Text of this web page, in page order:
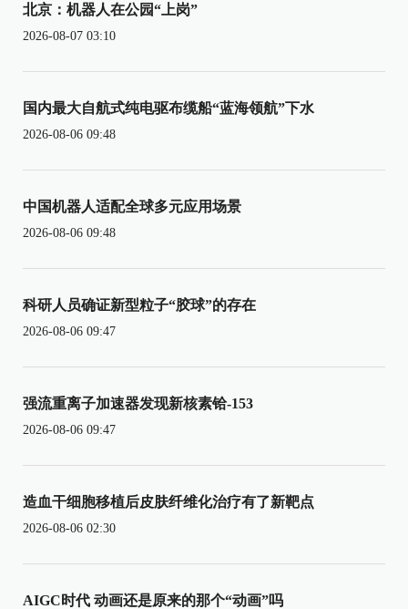
北京：机器人在公园“上岗”
2026-08-07 03:10
国内最大自航式纯电驱布缆船“蓝海领航”下水
2026-08-06 09:48
中国机器人适配全球多元应用场景
2026-08-06 09:48
科研人员确证新型粒子“胶球”的存在
2026-08-06 09:47
强流重离子加速器发现新核素铪-153
2026-08-06 09:47
造血干细胞移植后皮肤纤维化治疗有了新靶点
2026-08-06 02:30
AIGC时代 动画还是原来的那个“动画”吗